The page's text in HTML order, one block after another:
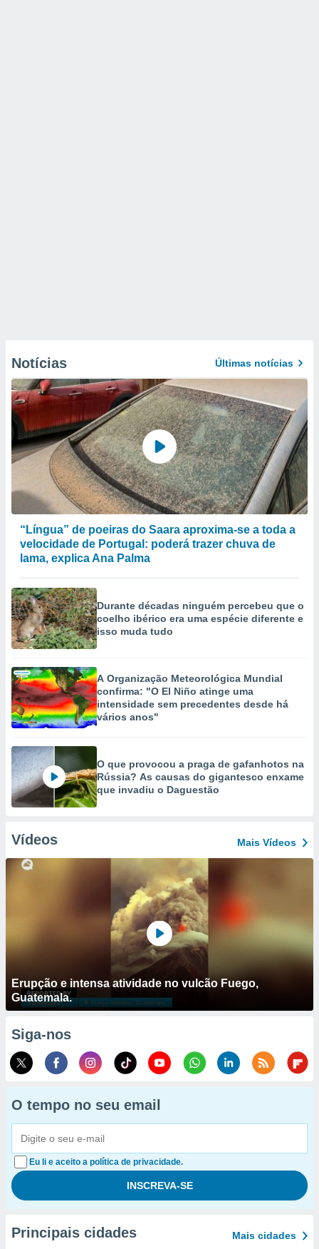
Notícias Últimas notícias
“Língua” de poeiras do Saara aproxima-se a toda a
velocidade de Portugal: poderá trazer chuva de
lama, explica Ana Palma
Durante décadas ninguém percebeu que o
coelho ibérico era uma espécie diferente e
isso muda tudo
A Organização Meteorológica Mundial
confirma: "O El Niño atinge uma
intensidade sem precedentes desde há
vários anos"
O que provocou a praga de gafanhotos na
Rússia? As causas do gigantesco enxame
que invadiu o Daguestão
Vídeos Mais Vídeos
Erupção e intensa atividade no vulcão Fuego,
Guatemala.
Siga-nos
O tempo no seu email
Eu li e aceito a política de privacidade.
Principais cidades Mais cidades